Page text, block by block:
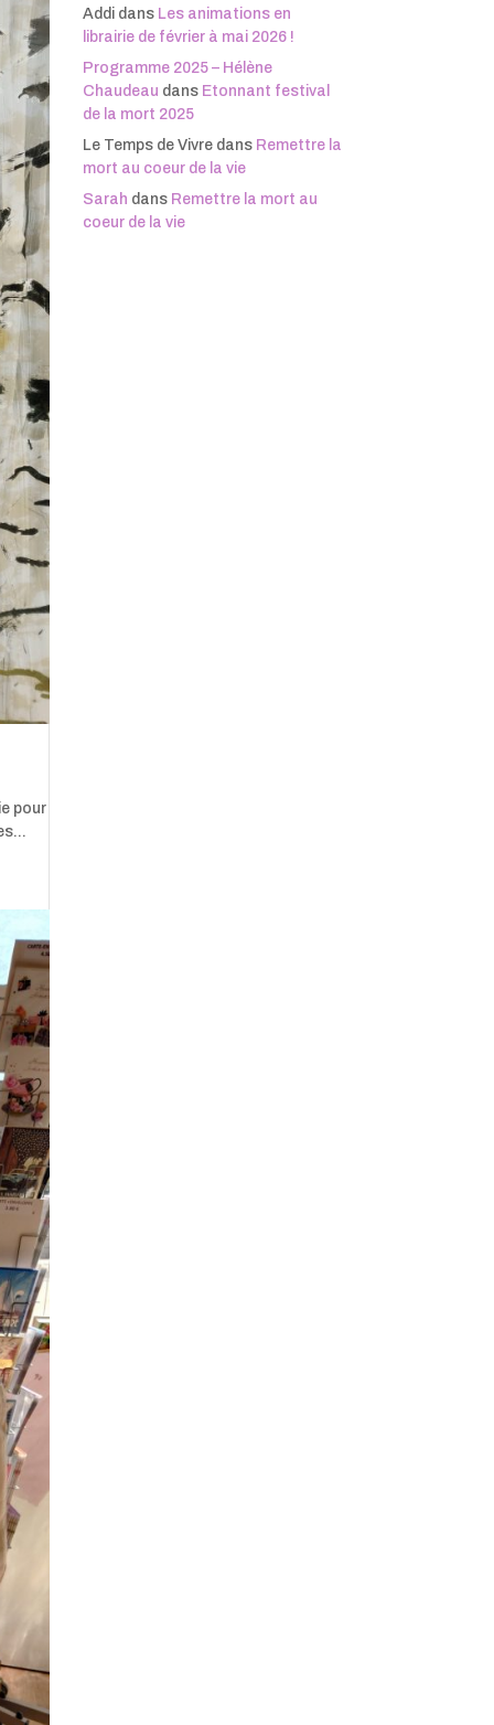
pour
Addidans Les animations en
librairie de février à mai 2026 !
Programme 2025 – Hélène
Chaudeau dans Etonnant festival
de la mort 2025
Le Temps de Vivredans Remettre la
mort au coeur de la vie
Sarah dans Remettre la mort au
coeur de la vie